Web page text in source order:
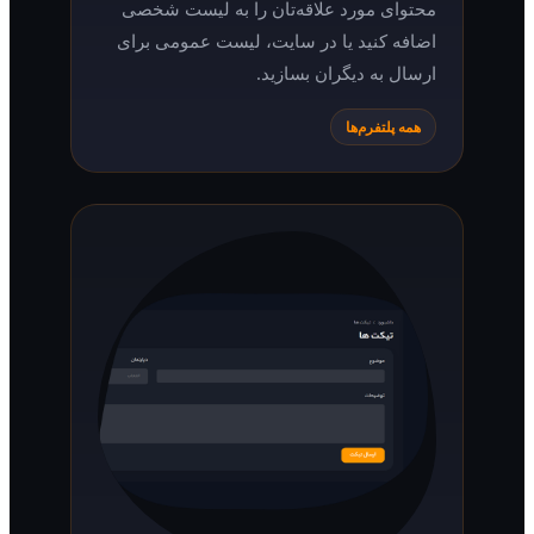
محتوای مورد علاقه‌تان را به لیست شخصی
اضافه کنید یا در سایت، لیست عمومی برای
ارسال به دیگران بسازید.
همه پلتفرم‌ها